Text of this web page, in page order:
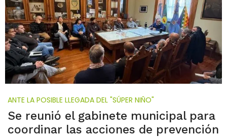
ANTE LA POSIBLE LLEGADA DEL "SÚPER NIÑO"
Se reunió el gabinete municipal para
coordinar las acciones de prevención